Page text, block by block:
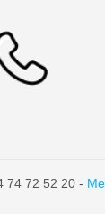
74 72 52 20 -